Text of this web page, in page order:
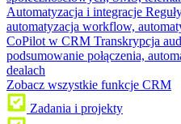
Automatyzacja i integracje
automatyzacja workflow,
CoPilot w CRM Transkrypcja
podsumowanie połączenia,
dealach
Zobacz wszystkie funkcje CRM
Zadania i projekty